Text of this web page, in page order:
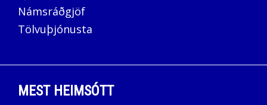
Námsráðgjöf
Tölvuþjónusta
MEST HEIMSÓTT